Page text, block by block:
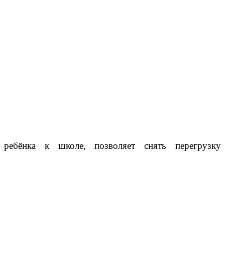
ребёнка к школе, позволяет снять перегрузку